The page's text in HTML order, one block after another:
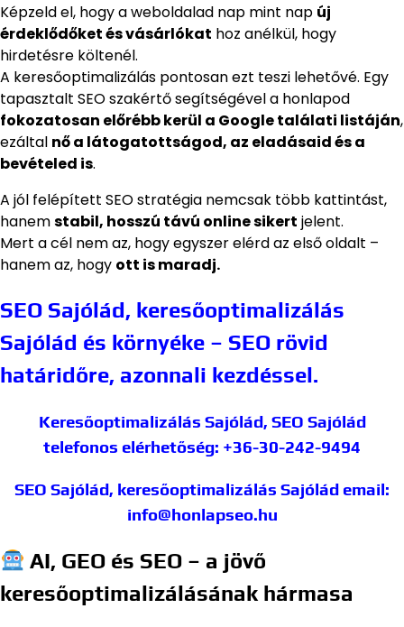
Képzeld el, hogy a weboldalad nap mint nap új
érdeklődőket és vásárlókat hoz anélkül, hogy
hirdetésre költenél.
A keresőoptimalizálás pontosan ezt teszi lehetővé. Egy
tapasztalt SEO szakértő segítségével a honlapod
fokozatosan előrébb kerül a Google találati listáján,
ezáltal nő a látogatottságod, az eladásaid és a
bevételed is.
A jól felépített SEO stratégia nemcsak több kattintást,
hanemstabil, hosszú távú online sikert jelent.
Mert a cél nem az, hogy egyszer elérd az első oldalt –
hanem az, hogy ott is maradj.
SEO Sajólád, keresőoptimalizálás
Sajólád és környéke – SEO rövid
határidőre, azonnali kezdéssel.
Keresőoptimalizálás Sajólád, SEO Sajólád
telefonos elérhetőség: +36-30-242-9494
SEO Sajólád, keresőoptimalizálás Sajólád email:
info@honlapseo.hu
AI, GEO és SEO – a jövő
keresőoptimalizálásának hármasa